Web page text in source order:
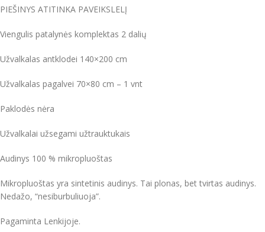
PIEŠINYS ATITINKA PAVEIKSLELĮ
Viengulis patalynės komplektas 2 dalių
Užvalkalas antklodei 140×200 cm
Užvalkalas pagalvei 70×80 cm – 1 vnt
Paklodės nėra
Užvalkalai užsegami užtrauktukais
Audinys 100 % mikropluoštas
Mikropluoštas yra sintetinis audinys. Tai plonas, bet tvirtas audinys.
Nedažo, “nesiburbuliuoja”.
Pagaminta Lenkijoje.